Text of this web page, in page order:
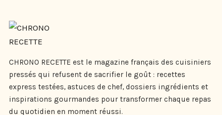
CHRONO RECETTE est le magazine français des cuisiniers
pressés qui refusent de sacrifier le goût : recettes
express testées, astuces de chef, dossiers ingrédients et
inspirations gourmandes pour transformer chaque repas
du quotidien en moment réussi.